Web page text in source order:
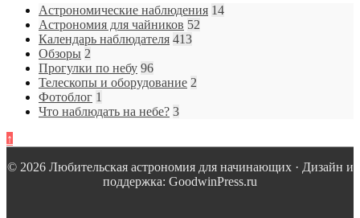
Астрономические наблюдения 14
Астрономия для чайников 52
Календарь наблюдателя 413
Обзоры 2
Прогулки по небу 96
Телескопы и оборудование 2
Фотоблог 1
Что наблюдать на небе? 3
↑
© 2026 Любительская астрономия для начинающих · Дизайн и
поддержка: GoodwinPress.ru